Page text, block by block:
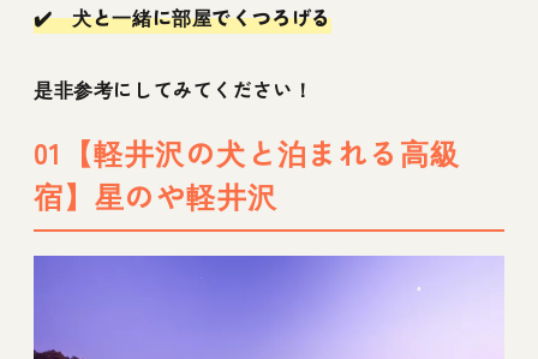
21【軽井沢の犬と泊まれる人気宿】DOG
HOUSE VILLA
24【軽井沢の犬と泊まれる宿】オーソルヴェ
ール軽井沢倶楽部
✔️ 犬と一緒に部屋でくつろげる
是非参考にしてみてください！
01【軽井沢の犬と泊まれる高級
宿】星のや軽井沢